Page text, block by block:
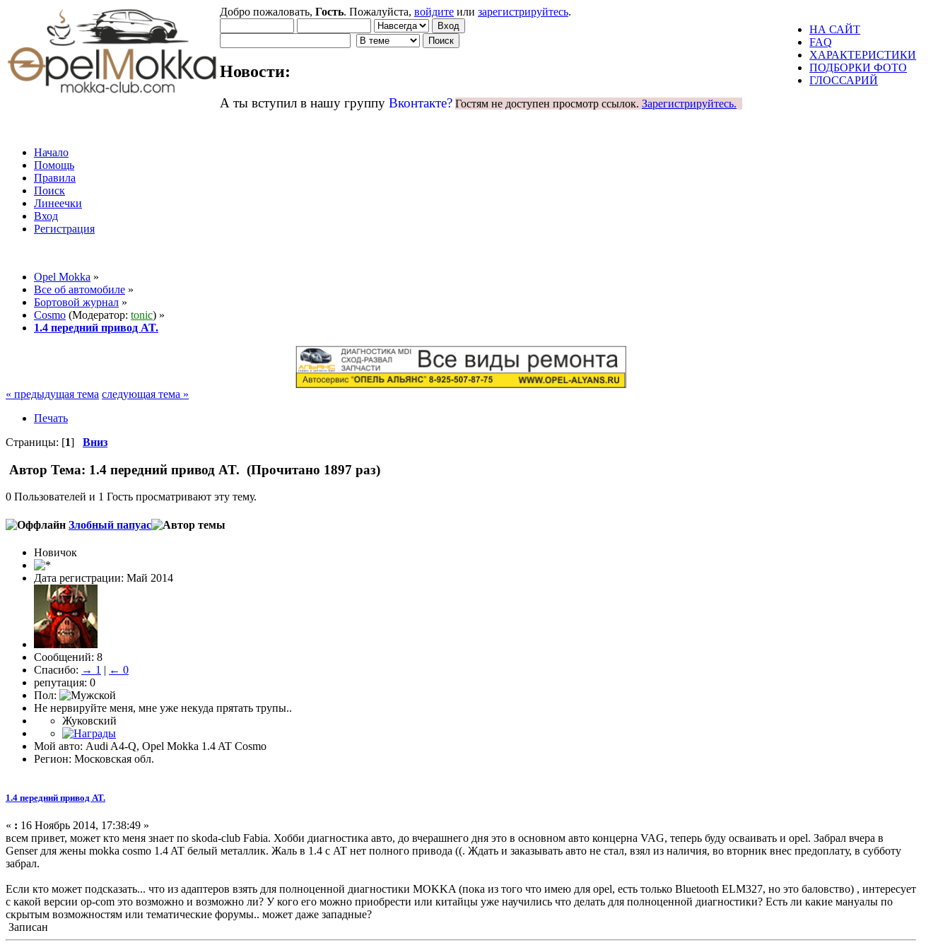
НА САЙТ
FAQ
ХАРАКТЕРИСТИКИ
ПОДБОРКИ ФОТО
ГЛОССАРИЙ
Добро пожаловать, Гость. Пожалуйста, войдите или зарегистрируйтесь.
Новости:
А ты вступил в нашу группу Вконтакте? Гостям не доступен просмотр ссылок. Зарегистрируйтесь.
Начало
Помощь
Правила
Поиск
Линеечки
Вход
Регистрация
Opel Mokka »
Все об автомобиле »
Бортовой журнал »
Cosmo (Модератор: tonic) »
1.4 передний привод AT.
« предыдущая тема следующая тема »
Печать
Страницы: [1] Вниз
Автор Тема: 1.4 передний привод AT. (Прочитано 1897 раз)
0 Пользователей и 1 Гость просматривают эту тему.
Злобный папуас
Новичок
Дата регистрации: Май 2014
Сообщений: 8
Спасибо: → 1 | ← 0
репутация: 0
Пол:
Не нервируйте меня, мне уже некуда прятать трупы..
Жуковский
Мой авто: Audi A4-Q, Opel Mokka 1.4 AT Cosmo
Регион: Московская обл.
1.4 передний привод AT.
« : 16 Ноябрь 2014, 17:38:49 »
всем привет, может кто меня знает по skoda-club Fabia. Хобби диагностика авто, до вчерашнего дня это в основном авто концерна VAG, теперь буду осваивать и opel. Забрал вчера в
Genser для жены mokka cosmo 1.4 AT белый металлик. Жаль в 1.4 с AT нет полного привода ((. Ждать и заказывать авто не стал, взял из наличия, во вторник внес предоплату, в субботу
забрал.
Если кто может подсказать... что из адаптеров взять для полноценной диагностики MOKKA (пока из того что имею для opel, есть только Bluetooth ELM327, но это баловство) , интересует
с какой версии op-com это возможно и возможно ли? У кого его можно приобрести или китайцы уже научились что делать для полноценной диагностики? Есть ли какие мануалы по
скрытым возможностям или тематические форумы.. может даже западные?
Записан